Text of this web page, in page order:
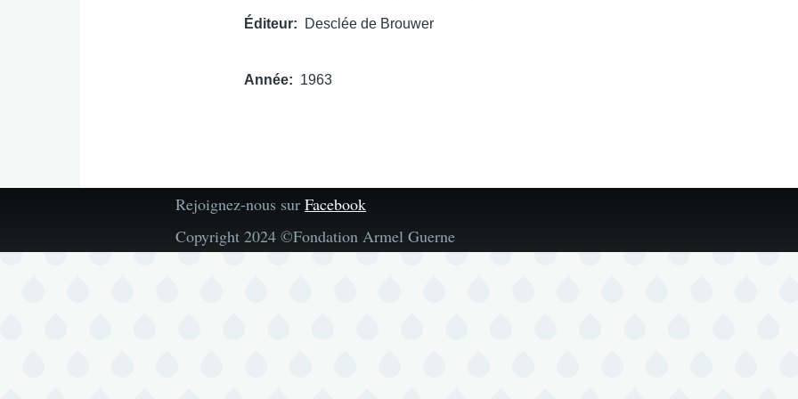
Éditeur Desclée de Brouwer
Année 1963
Rejoignez-nous surFacebook
Copyright 2024 ©Fondation Armel Guerne